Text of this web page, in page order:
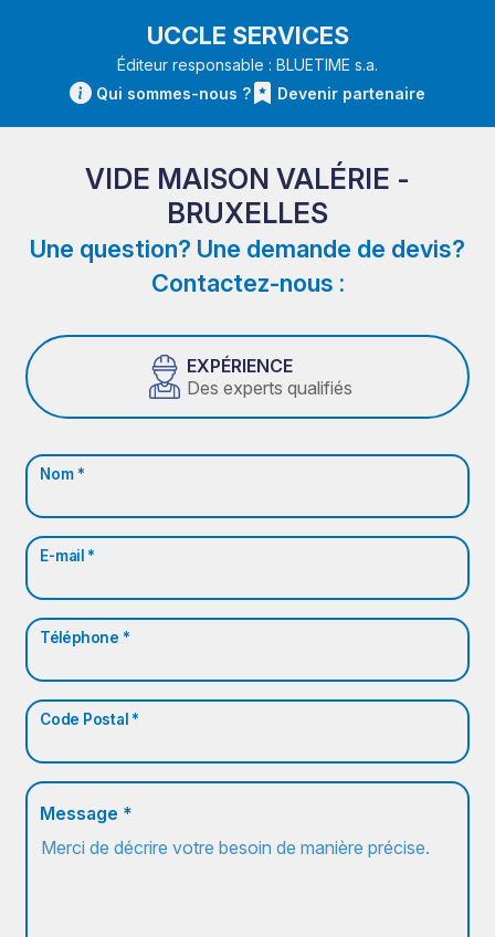
UCCLE SERVICES
Éditeur responsable : BLUETIME s.a.
Qui sommes-nous ?
Devenir partenaire
VIDE MAISON VALÉRIE -
BRUXELLES
Une question? Une demande de devis?
Contactez-nous :
EXPÉRIENCE
Des experts qualifiés
Nom *
E-mail *
Téléphone *
Code Postal *
Message *